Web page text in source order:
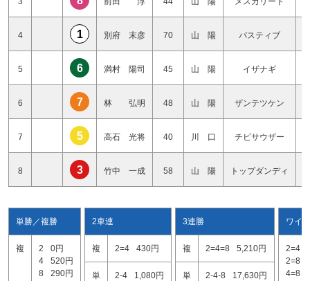
4 1 別府 末彦 70 山 陽 パスティブ
5 6 満村 陽司 45 山 陽 イザナギ
6 7 林 弘明 48 山 陽 ザンテツケン
7 5 高石 光将 40 川 口 チビサウザー
8 3 竹中 一成 58 山 陽 トップダンディ
単勝／複勝
複 2
0円
4
520円
8
290円
2車連
複 2=4 430円
単 2-4 1,080円
3連勝
複 2=4=8 5,210円
単 2-4-8 17,630円
ワイド
2=4
2=8
4=8